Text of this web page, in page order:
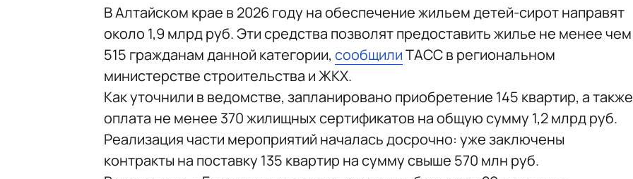
В Алтайском крае в 2026 году на обеспечение жильем детей-сирот направят
около 1,9 млрд руб. Эти средства позволят предоставить жилье не менее чем
515 гражданам данной категории, сообщилиТАСС в региональном
министерстве строительства и ЖКХ.
Как уточнили в ведомстве, запланировано приобретение 145 квартир, а также
оплата не менее 370 жилищных сертификатов на общую сумму 1,2 млрд руб.
Реализация части мероприятий началась досрочно: уже заключены
контракты на поставку 135 квартир на сумму свыше 570 млн руб.